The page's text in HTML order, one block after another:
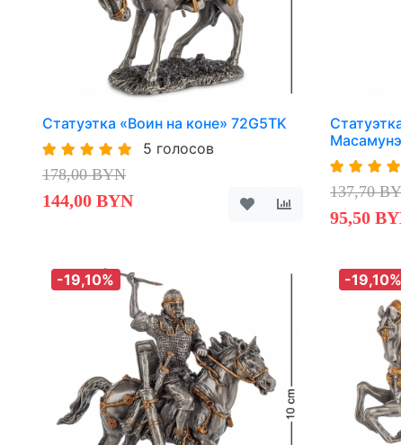
Статуэтка «Воин на коне» 72G5TK
5 голосов
178,00 BYN
144,00 BYN
137,70
95,50
-19,10% -19,10%